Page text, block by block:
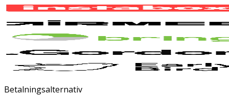
Betalningsalternativ